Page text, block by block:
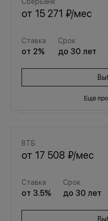
от 15 271 ₽/мес
Ставка
от 2%
Срок
до 30 лет
Ещё
от20 449 ₽
от3.5% до30
ВТБ
от 17 508 ₽/мес
Ставка
от 3.5%
Срок
до 30 лет